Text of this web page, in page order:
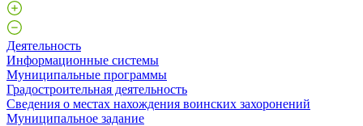
Деятельность
Информационные системы
Муниципальные программы
Градостроительная деятельность
Сведения о местах нахождения воинских захоронений
Муниципальное задание